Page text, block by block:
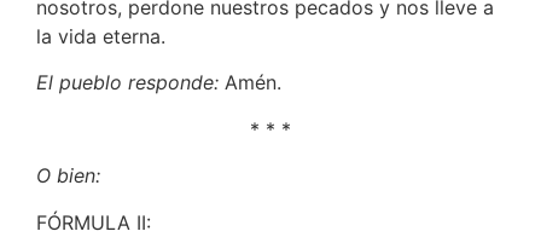
nosotros, perdone nuestros pecados y nos lleve a
la vida eterna.
El pueblo responde: Amén.
* * *
O bien:
FÓRMULA II: